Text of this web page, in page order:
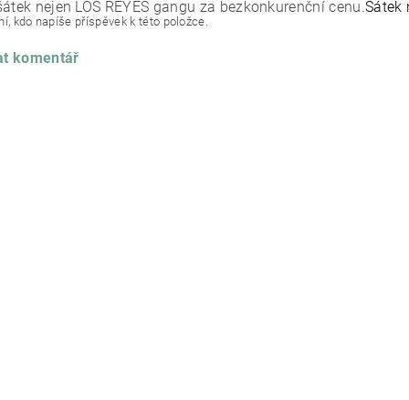
nejen LOS REYES gangu za bezkonkurenční cenu.Šátek
kdo napíše příspěvek k této položce.
komentář